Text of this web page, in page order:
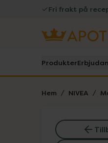
Fri frakt på
Produkter
Hem NIVEA